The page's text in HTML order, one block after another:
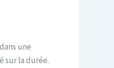
une
sur la durée.